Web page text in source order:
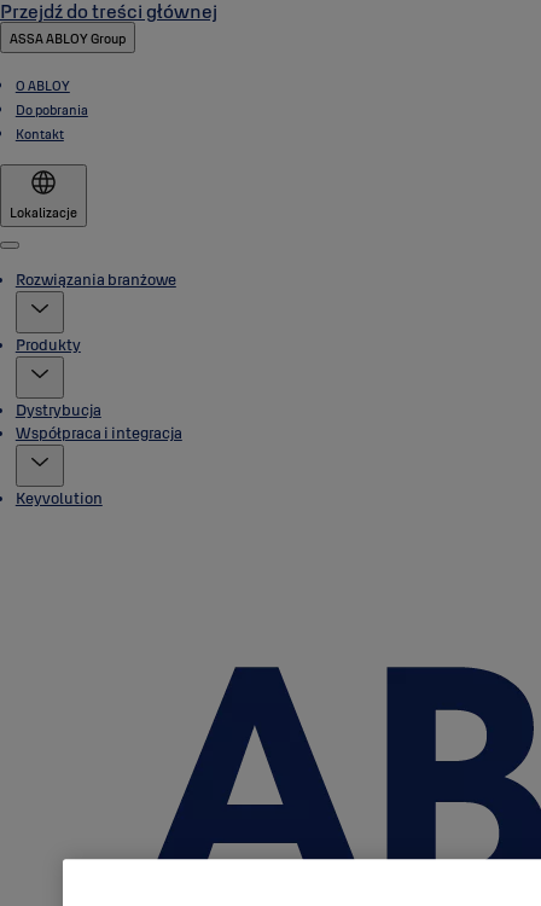
Przejdź do treści głównej
ASSA ABLOY Group
O ABLOY
Do pobrania
Kontakt
Lokalizacje
Menu
Rozwiązania branżowe
Produkty
Dystrybucja
Współpraca i integracja
Keyvolution